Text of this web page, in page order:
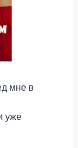
мне в
уже